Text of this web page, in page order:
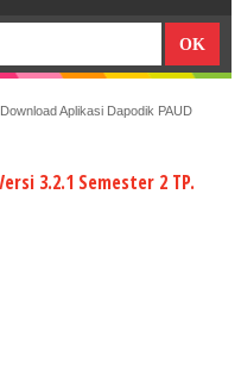
Download Aplikasi Dapodik PAUD
3.2.1 Semester 2 TP.